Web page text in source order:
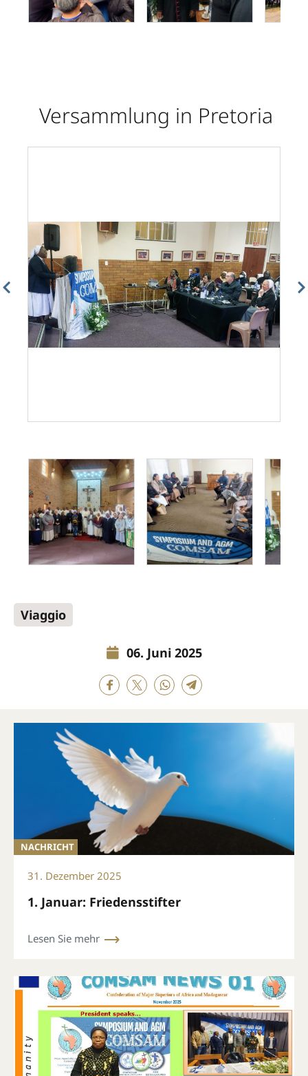
Versammlung in Pretoria
Viaggio
06. Juni 2025
NACHRICHT
31. Dezember 2025
1. Januar: Friedensstifter
Lesen Sie mehr